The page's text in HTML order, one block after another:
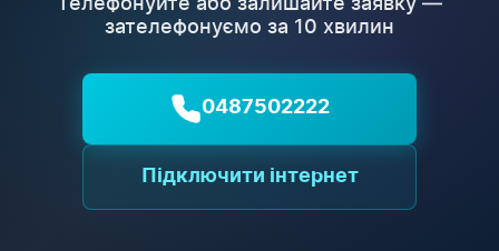
зателефонуємо за 10 хвилин
0487502222
Підключити інтернет